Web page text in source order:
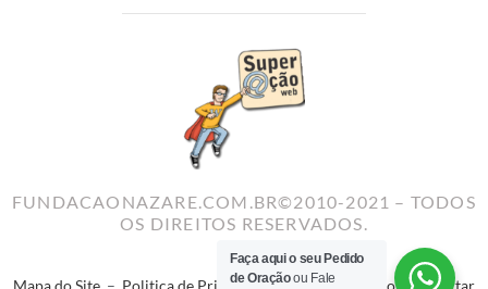
FUNDACAONAZARE.COM.BR©2010-2021 – TODOS
OS DIREITOS RESERVADOS.
Mapa do Site – Politica de Privacidade–Termos de Uso– Reportar
Faça aqui o seu Pedido
de Oraçãoou Fale